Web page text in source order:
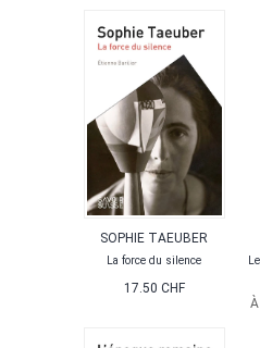
SOPHIE TAEUBER
La force du silence
17.50 CHF